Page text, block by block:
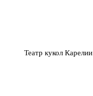
Театр кукол Карелии